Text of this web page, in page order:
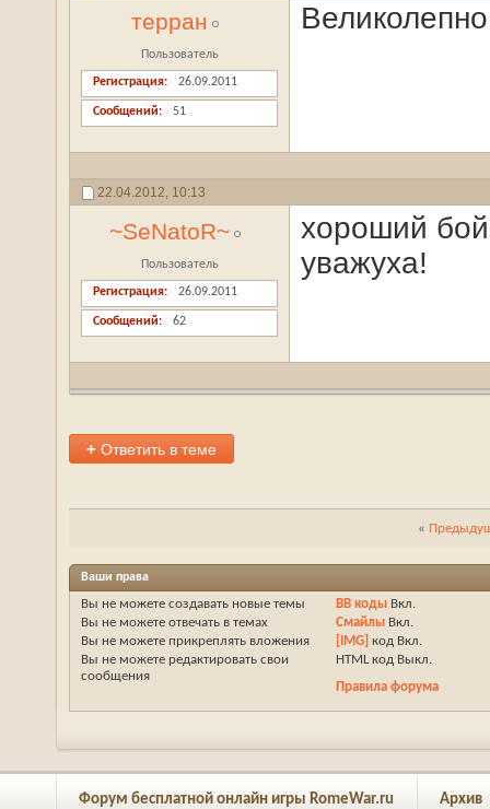
терран
Пользователь
Регистрация 26.09.2011
Сообщений 51
22.04.2012, 10:13
~SeNatoR~
Пользователь
Регистрация 26.09.2011
Сообщений 62
хороший
уважуха!
+ Ответить в теме
«
Ваши права
Вы не можете создавать новые темы
Вы не можете отвечать в темах
Вы не можете прикреплять вложения
Вы не можете редактировать свои
сообщения
BB коды Вкл.
Смайлы Вкл.
[IMG] код Вкл.
HTML код Выкл.
Правила форума
Форум бесплатной онлайн игры RomeWar.ru Архив